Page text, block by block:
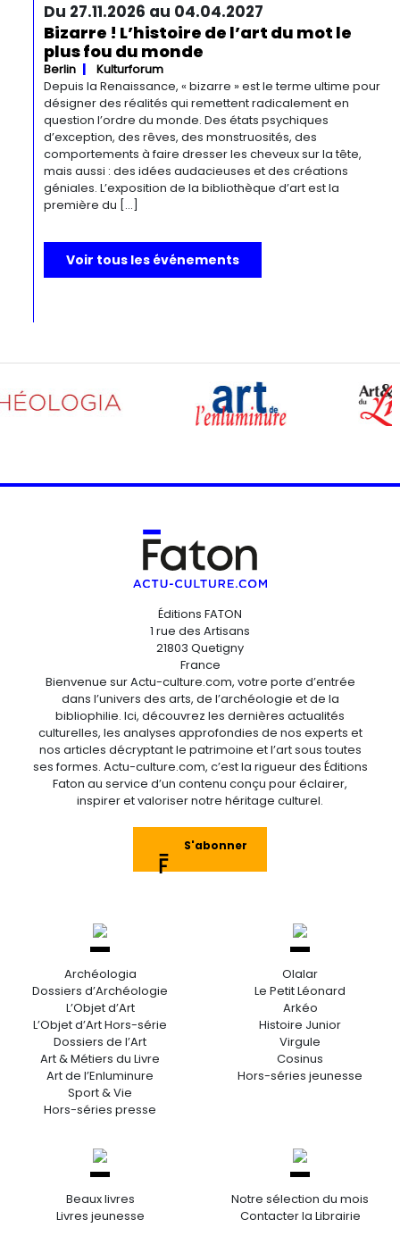
Du 27.11.2026 au 04.04.2027
Bizarre ! L’histoire de l’art du mot le
plus fou du monde
Berlin
Kulturforum
Depuis la Renaissance, « bizarre » est le terme ultime pour
désigner des réalités qui remettent radicalement en
question l’ordre du monde. Des états psychiques
d’exception, des rêves, des monstruosités, des
comportements à faire dresser les cheveux sur la tête,
mais aussi : des idées audacieuses et des créations
géniales. L’exposition de la bibliothèque d’art est la
première du […]
Voir tous les événements
Éditions FATON
1 rue des Artisans
21803 Quetigny
France
Bienvenue sur Actu-culture.com, votre porte d’entrée
dans l’univers des arts, de l’archéologie et de la
bibliophilie. Ici, découvrez les dernières actualités
culturelles, les analyses approfondies de nos experts et
nos articles décryptant le patrimoine et l’art sous toutes
ses formes. Actu-culture.com, c’est la rigueur des Éditions
Faton au service d’un contenu conçu pour éclairer,
inspirer et valoriser notre héritage culturel.
S'abonner
Archéologia
Dossiers d’Archéologie
L’Objet d’Art
L’Objet d’Art Hors-série
Dossiers de l’Art
Art & Métiers du Livre
Art de l’Enluminure
Sport & Vie
Hors-séries presse
Olalar
Le Petit Léonard
Arkéo
Histoire Junior
Virgule
Cosinus
Hors-séries jeunesse
Beaux livres
Livres jeunesse
Notre sélection du mois
Contacter la Librairie